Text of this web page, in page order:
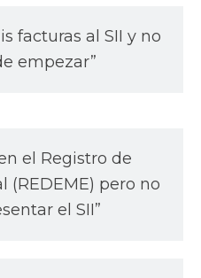
facturas al SII y no
empezar”
el Registro de
(REDEME) pero no
el SII”